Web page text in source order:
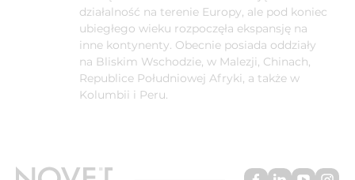
działalność na terenie Europy, ale pod koniec
ubiegłego wieku rozpoczęła ekspansję na
inne kontynenty. Obecnie posiada oddziały
na Bliskim Wschodzie, w Malezji, Chinach,
Republice Południowej Afryki, a także w
Kolumbii i Peru.